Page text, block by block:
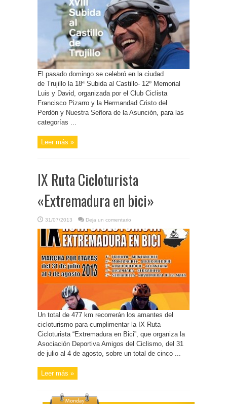
El pasado domingo se celebró en la ciudad
de Trujillo la 18ª Subida al Castillo- 12º Memorial
Luis y David, organizada por el Club Ciclista
Francisco Pizarro y la Hermandad Cristo del
Perdón y Nuestra Señora de la Asunción, para las
categorías ...
Leer más »
IX Ruta Cicloturista
«Extremadura en bici»
31/07/2013 Deja un comentario
Un total de 477 km recorrerán los amantes del
cicloturismo para cumplimentar la IX Ruta
Cicloturista “Extremadura en Bici”, que organiza la
Asociación Deportiva Amigos del Ciclismo, del 31
de julio al 4 de agosto, sobre un total de cinco ...
Leer más »